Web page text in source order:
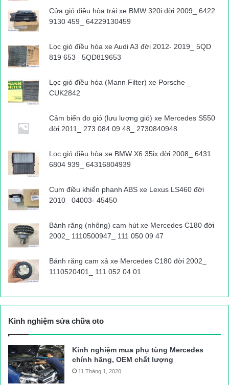
Nội).
“Tổ tuần tra đã tiến hành lập biên bản xử lý phạt theo quy định;
đồng thời yêu cầu nhà xe bố trí cho hành khách lên một
phương tiện khách tiếp tục lộ trình”, Thượng uý Dũng cho biết.
Nguồn bài viết:ATGT.VN
tai nạn giao thông Tin tuc trong ngay
Cửa gió điều hòa trái xe BMW 320i đời 2009_ 6422
9130 459_ 64229130459
Lọc gió điều hòa xe Audi A3 đời 2012- 2019_ 5QD
819 653_ 5QD819653
Lọc gió điều hòa (Mann Filter) xe Porsche _
CUK2842
Cảm biến đo gió (lưu lượng gió) xe Mercedes S550
đời 2011_ 273 084 09 48_ 2730840948
Lọc gió điều hòa xe BMW X6 35ix đời 2008_ 6431
6804 939_ 64316804939
Cụm điều khiển phanh ABS xe Lexus LS460 đời
2010_ 04003- 45450
Bánh răng (nhông) cam hút xe Mercedes C180 đời
2002_ 1110500947_ 111 050 09 47
Bánh răng cam xả xe Mercedes C180 đời 2002_
1110520401_ 111 052 04 01
Kinh nghiệm sửa chữa oto
Kinh nghiệm mua phụ tùng Mercedes
chính hãng, OEM chất lượng
11 Tháng 1, 2020